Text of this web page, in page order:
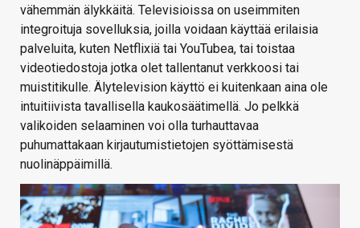
vähemmän älykkäitä. Televisioissa on useimmiten
integroituja sovelluksia, joilla voidaan käyttää erilaisia
palveluita, kuten Netflixiä tai YouTubea, tai toistaa
videotiedostoja jotka olet tallentanut verkkoosi tai
muistitikulle. Älytelevision käyttö ei kuitenkaan aina ole
intuitiivista tavallisella kaukosäätimellä. Jo pelkkä
valikoiden selaaminen voi olla turhauttavaa
puhumattakaan kirjautumistietojen syöttämisestä
nuolinäppäimillä.